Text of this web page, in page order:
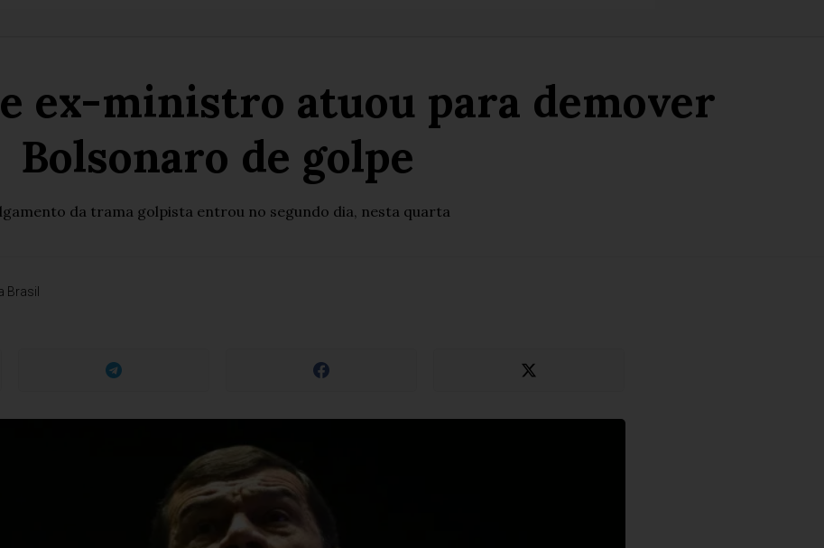
ex-ministro atuou para demover
Bolsonaro de golpe
da trama golpista entrou no segundo dia, nesta quarta
Brasil